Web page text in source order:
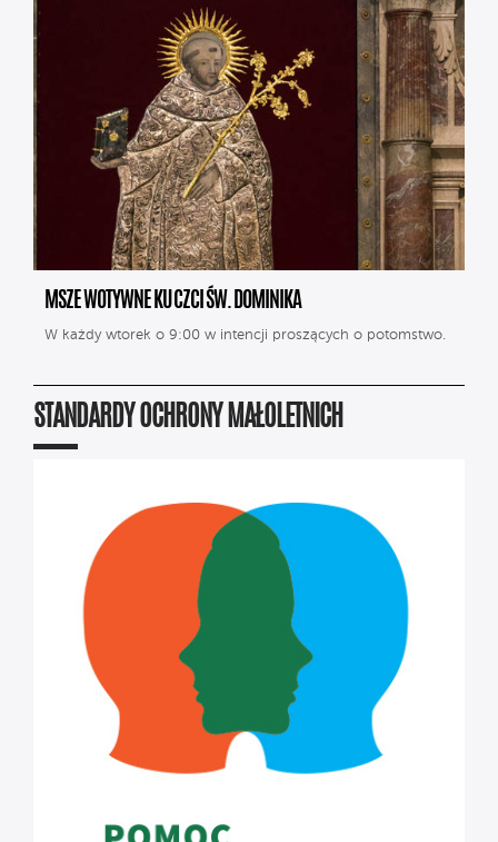
MSZE WOTYWNE KU CZCI ŚW. DOMINIKA
W każdy wtorek o 9:00 w intencji proszących o potomstwo.
STANDARDY OCHRONY MAŁOLETNICH